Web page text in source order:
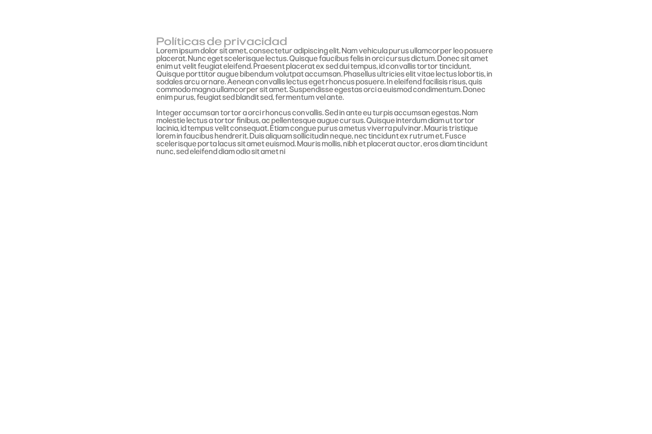
Políticas de privacidad
Lorem ipsum dolor sit amet, consectetur adipiscing elit. Nam vehicula purus ullamcorper leo posuere
placerat. Nunc eget scelerisque lectus. Quisque faucibus felis in orci cursus dictum. Donec sit amet
enim ut velit feugiat eleifend. Praesent placerat ex sed dui tempus, id convallis tortor tincidunt.
Quisque porttitor augue bibendum volutpat accumsan. Phasellus ultricies elit vitae lectus lobortis, in
sodales arcu ornare. Aenean convallis lectus eget rhoncus posuere. In eleifend facilisis risus, quis
commodo magna ullamcorper sit amet. Suspendisse egestas orci a euismod condimentum. Donec
enim purus, feugiat sed blandit sed, fermentum vel ante.
Integer accumsan tortor a orci rhoncus convallis. Sed in ante eu turpis accumsan egestas. Nam
molestie lectus a tortor finibus, ac pellentesque augue cursus. Quisque interdum diam ut tortor
lacinia, id tempus velit consequat. Etiam congue purus a metus viverra pulvinar. Mauris tristique
lorem in faucibus hendrerit. Duis aliquam sollicitudin neque, nec tincidunt ex rutrum et. Fusce
scelerisque porta lacus sit amet euismod. Mauris mollis, nibh et placerat auctor, eros diam tincidunt
nunc, sed eleifend diam odio sit amet ni